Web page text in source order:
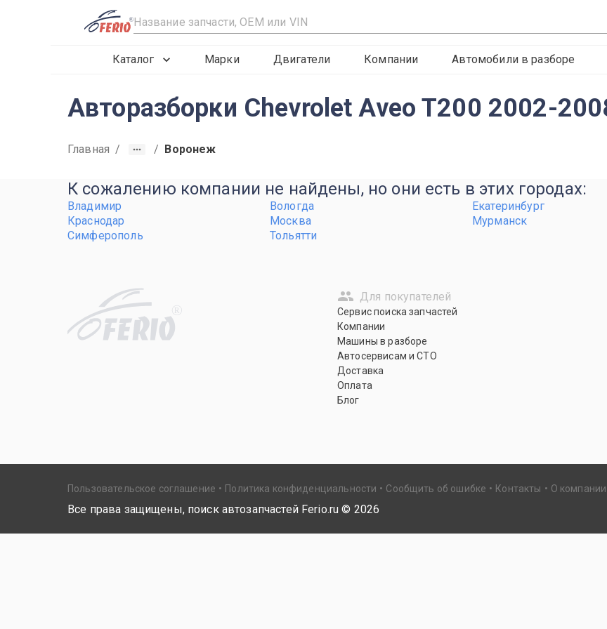
R
Каталог Марки Двигатели Компании Автомобили в разборе
Авторазборки Chevrolet Aveo T200 2002-
Главная / / Воронеж
К сожалению компании не найдены, но они есть в этих городах:
Владимир Вологда Екатеринбург
Краснодар
Москва Мурманск
Симферополь
Тольятти
R
Для покупателей
Сервис поиска запчастей
Компании
Машины в разборе
Автосервисам и СТО
Доставка
Оплата
Блог
Пользовательское соглашение Политика конфиденциальности Сообщить об ошибке Контакты О компании
Все права защищены, поиск автозапчастей Ferio.ru © 2026